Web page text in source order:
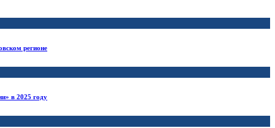
регионе
в 2025 году